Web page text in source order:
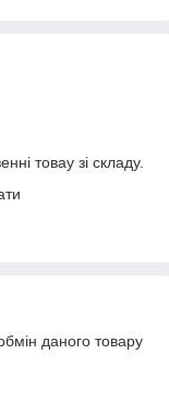
товау зі складу.
даного товару